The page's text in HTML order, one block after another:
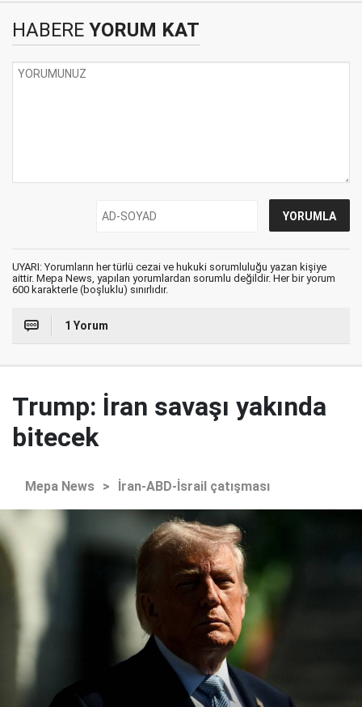
HABERE YORUM KAT
UYARI: Yorumların her türlü cezai ve hukuki sorumluluğu yazan kişiye
aittir. Mepa News, yapılan yorumlardan sorumlu değildir. Her bir yorum
600 karakterle (boşluklu) sınırlıdır.
1 Yorum
Trump: İran savaşı yakında
bitecek
Mepa News > İran-ABD-İsrail çatışması